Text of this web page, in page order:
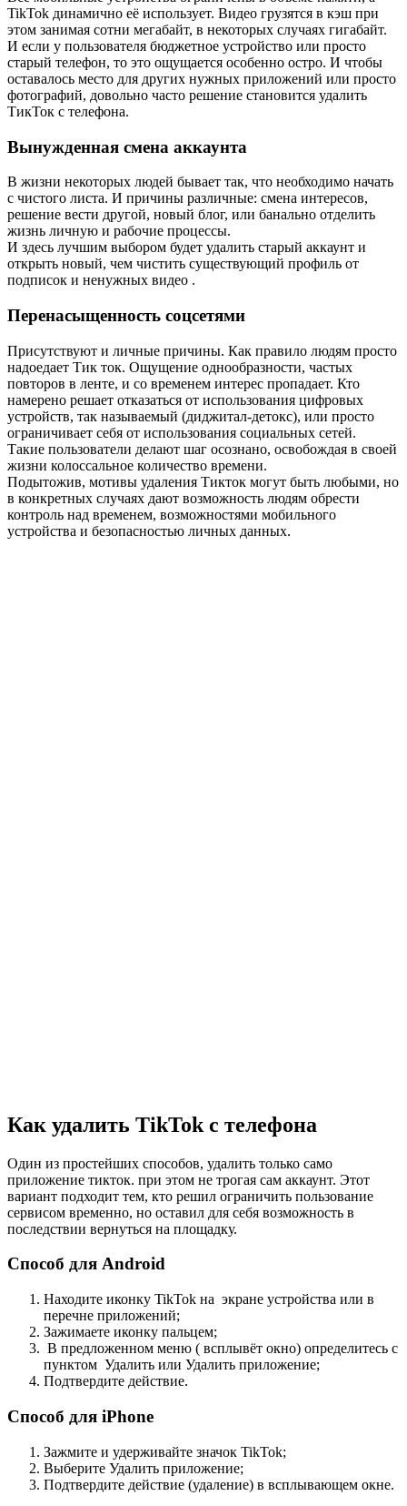
TikTok динамично её использует. Видео грузятся в кэш при
этом занимая сотни мегабайт, в некоторых случаях гигабайт.
И если у пользователя бюджетное устройство или просто
старый телефон, то это ощущается особенно остро. И чтобы
оставалось место для других нужных приложений или просто
фотографий, довольно часто решение становится удалить
ТикТок с телефона.
Вынужденная смена аккаунта
В жизни некоторых людей бывает так, что необходимо начать
с чистого листа. И причины различные: смена интересов,
решение вести другой, новый блог, или банально отделить
жизнь личную и рабочие процессы.
И здесь лучшим выбором будет удалить старый аккаунт и
открыть новый, чем чистить существующий профиль от
подписок и ненужных видео .
Перенасыщенность соцсетями
Присутствуют и личные причины. Как правило людям просто
надоедает Tик тoк. Ощущение однообразности, частых
повторов в ленте, и со временем интерес пропадает. Кто
намерено решает отказаться от использования цифровых
устройств, так называемый (диджитал-детокс), или просто
ограничивает себя от использования социальных сетей.
Такие пользователи делают шаг осознано, освобождая в своей
жизни колоссальное количество времени.
Подытожив, мотивы удаления Tикток могут быть любыми, но
в конкретных случаях дают возможность людям обрести
контроль над временем, возможностями мобильного
устройства и безопасностью личных данных.
Как удалить TikTok с телефона
Один из простейших способов, удалить только само
приложение тикток. при этом не трогая сам аккаунт. Этот
вариант подходит тем, кто решил ограничить пользование
сервисом временно, но оставил для себя возможность в
последствии вернуться на площадку.
Способ для Android
Находите иконку TikTok на экране устройства или в
перечне приложений;
Зажимаете иконку пальцем;
В предложенном меню ( всплывёт окно) определитесь с
пунктом Удалить или Удалить приложение;
Подтвердите действие.
Способ для iPhone
Зажмите и удерживайте значок TikTok;
Выберите Удалить приложение;
Подтвердите действие (удаление) в всплывающем окне.